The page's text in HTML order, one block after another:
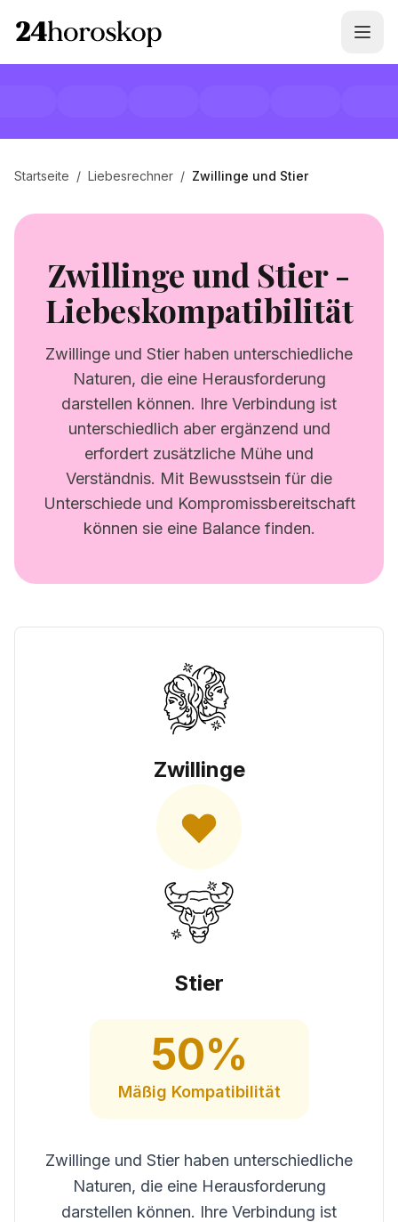
Startseite / Liebesrechner / Zwillinge und Stier
Zwillinge und Stier -
Liebeskompatibilität
Zwillinge und Stier haben unterschiedliche
Naturen, die eine Herausforderung
darstellen können. Ihre Verbindung ist
unterschiedlich aber ergänzend und
erfordert zusätzliche Mühe und
Verständnis. Mit Bewusstsein für die
Unterschiede und Kompromissbereitschaft
können sie eine Balance finden.
Zwillinge
Stier
50%
Mäßig Kompatibilität
Zwillinge und Stier haben unterschiedliche
Naturen, die eine Herausforderung
darstellen können. Ihre Verbindung ist